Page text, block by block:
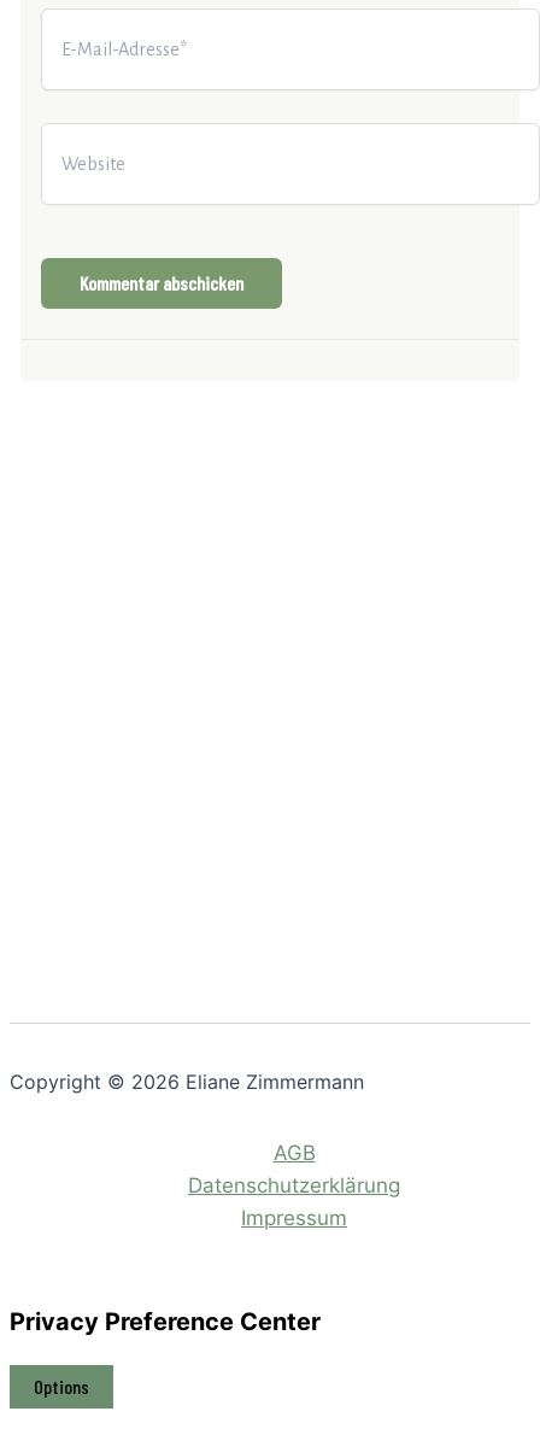
E-
Mail-
Website
Copyright © 2026 Eliane Zimmermann
AGB
Datenschutzerklärung
Impressum
Privacy Preference Center
Options